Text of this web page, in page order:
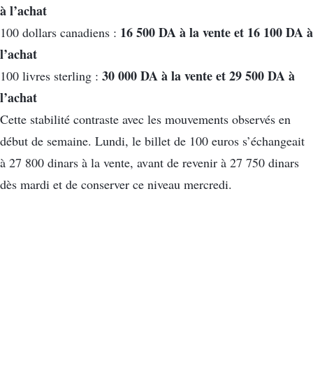
à l’achat
100 dollars canadiens : 16 500 DA à la vente et 16 100 DA à
l’achat
100 livres sterling : 30 000 DA à la vente et 29 500 DA à
l’achat
Cette stabilité contraste avec les mouvements observés en
début de semaine. Lundi, le billet de 100 euros s’échangeait
à 27 800 dinars à la vente, avant de revenir à 27 750 dinars
dès mardi et de conserver ce niveau mercredi.